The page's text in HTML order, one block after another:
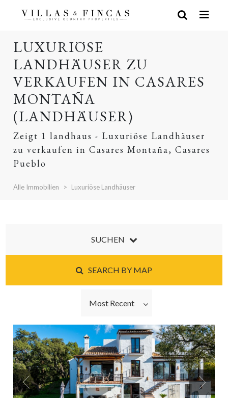
LUXURIÖSE
LANDHÄUSER ZU
VERKAUFEN IN CASARES
MONTAÑA
(LANDHÄUSER)
Zeigt 1 landhaus - Luxuriöse Landhäuser
zu verkaufen in Casares Montaña, Casares
Pueblo
Alle Immobilien Luxuriöse Landhäuser
Most Recent
SUCHEN
SEARCH BY MAP
Previous Next